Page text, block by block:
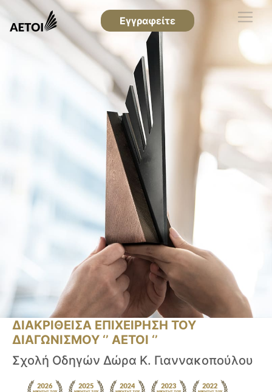
Εγγραφείτε
ΔΙΑΚΡΙΘΕΙΣΑ ΕΠΙΧΕΙΡΗΣΗ ΤΟΥ
ΔΙΑΓΩΝΙΣΜΟΥ ‘’ ΑΕΤΟΙ ‘’
Σχολή Οδηγών Δώρα Κ. Γιαννακοπούλου